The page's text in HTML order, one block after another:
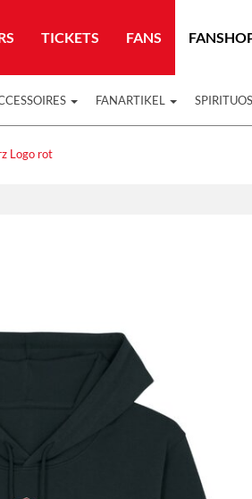
TICKETS FANS
FANARTIKEL
Logo rot